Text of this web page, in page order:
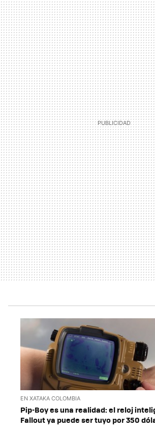
EN XATAKA COLOMBIA
Pip-Boy es una realidad: el reloj
Fallout ya puede ser tuyo por 350